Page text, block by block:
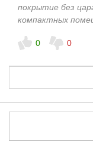
покрытие без
компактных
0 0